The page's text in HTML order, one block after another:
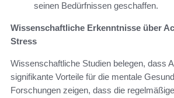
seinen Bedürfnissen geschaffen.
Wissenschaftliche Erkenntnisse über
Stress
Wissenschaftliche Studien belegen, dass
signifikante Vorteile für die mentale
Forschungen zeigen, dass die